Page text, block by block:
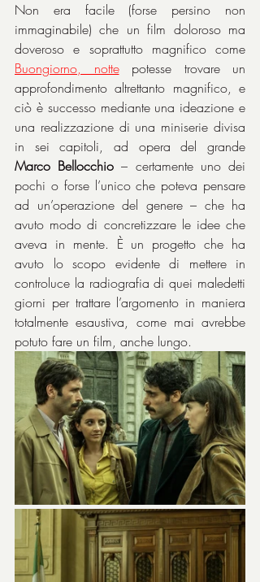
Non era facile (forse persino non
immaginabile) che un film doloroso ma
Buongiorno, notte potesse trovare un
approfondimento altrettanto magnifico, e
ciò è successo mediante una ideazione e
una realizzazione di una miniserie divisa
Marco Bellocchio – certamente uno dei
pochi o forse l’unico che poteva pensare
ad un’operazione del genere – che ha
avuto modo di concretizzare le idee che
aveva in mente. È un progetto che ha
avuto lo scopo evidente di mettere in
controluce la radiografia di quei maledetti
giorni per trattare l’argomento in maniera
totalmente esaustiva, come mai avrebbe
potuto fare un film, anche lungo.